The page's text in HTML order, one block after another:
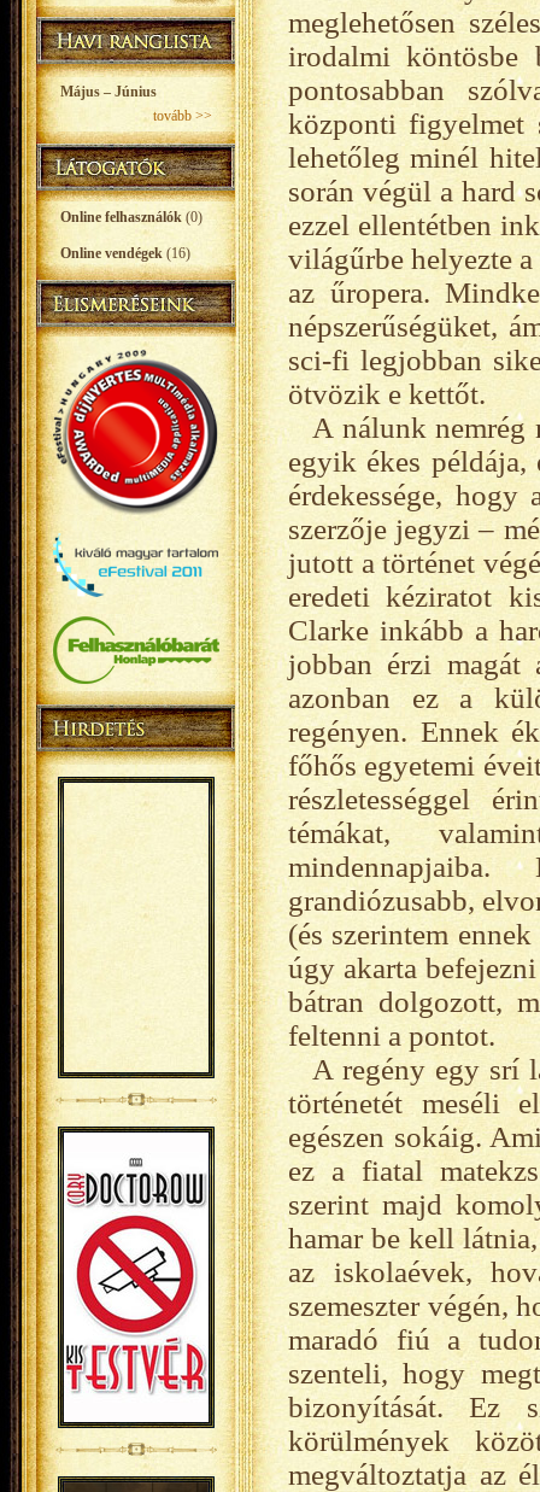
Május – Június
tovább >>
Online felhasználók (0)
Online vendégek (16)
meglehetősen
irodalmi köntösbe
pontosabban
központi figyelmet
lehetőleg minél
során végül a hard
ezzel ellentétben
világűrbe helyezte
az űropera.
népszerűségüket,
sci-fi legjobban
ötvözik e kettőt.
A nálunk nemrég
egyik ékes
érdekessége,
szerzője jegyzi –
jutott a történet
eredeti kéziratot
Clarke inkább a
jobban érzi magát
azonban ez a
regényen. Ennek
főhős egyetemi
részletességgel
témákat,
grandiózusabb,
(és szerintem
úgy akarta
bátran dolgozott,
feltenni a pontot.
A regény egy srí
történetét meséli
egészen sokáig.
ez a fiatal
szerint majd
hamar be kell
az iskolaévek,
szemeszter végén,
maradó fiú a
szenteli, hogy
bizonyítását. Ez
körülmények
megváltoztatja az